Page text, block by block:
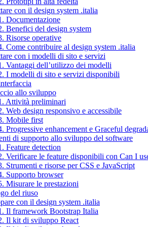
con il design system .italia
Documentazione
Benefici del design system
Risorse operative
Come contribuire al design system .italia
con i modelli di sito e servizi
Vantaggi dell’utilizzo dei modelli
I modelli di sito e servizi disponibili
allo sviluppo
Attività preliminari
Web design responsivo e accessibile
Mobile first
Progressive enhancement e Graceful
di supporto allo sviluppo del software
Feature detection
Verificare le feature disponibili con Can I
Strumenti e risorse per CSS e JavaScript
Supporto browser
Misurare le prestazioni
del riuso
con il design system .italia
Il framework Bootstrap Italia
Il kit di sviluppo React